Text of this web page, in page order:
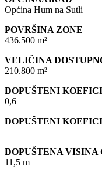
Općina Hum na Sutli
POVRŠINA ZONE
436.500 m²
VELIČINA
210.800 m²
DOPUŠTENI
0,6
DOPUŠTENI
–
DOPUŠTENA VISINA
11,5 m